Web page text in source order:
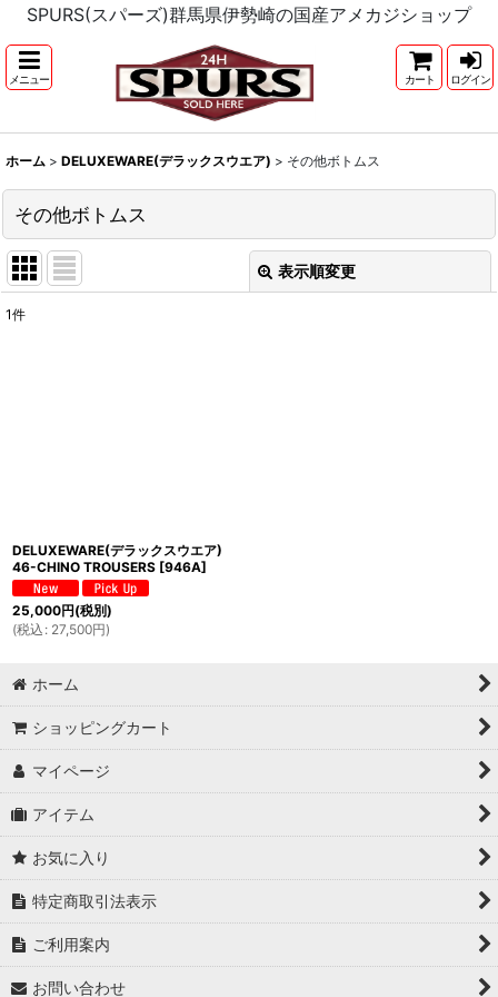
SPURS(スパーズ)群馬県伊勢崎の国産アメカジショップ
メニュー カート ログイン
ホーム > DELUXEWARE(デラックスウエア) > その他ボトムス
その他ボトムス
表示順変更
1件
DELUXEWARE(デラックスウエア)
46-CHINO TROUSERS [946A]
25,000円(税別)
(税込 : 27,500円)
ホーム
ショッピングカート
マイページ
アイテム
お気に入り
特定商取引法表示
ご利用案内
お問い合わせ